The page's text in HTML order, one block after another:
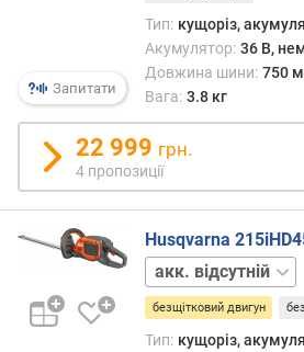
у
Б
а
а
(
Запитати
Тип: кущоріз,
Акумулятор: 36 В,
Довжина шини: 750
Вага: 3.8 кг
22 999 грн.
4 пропозиції
Husqvarna
акк.
1
шт.
безщітковий двигун
Тип: кущоріз,